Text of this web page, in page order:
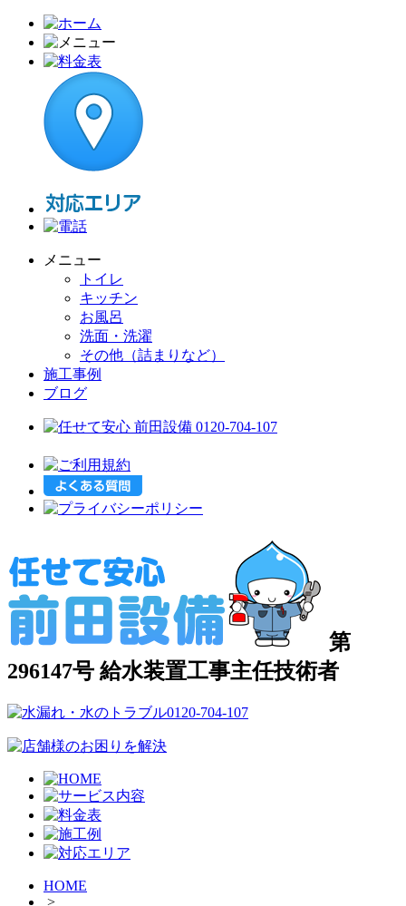
メニュー
トイレ
キッチン
お風呂
洗面・洗濯
その他（詰まりなど）
施工事例
ブログ
第
296147号 給水装置工事主任技術者
HOME
>